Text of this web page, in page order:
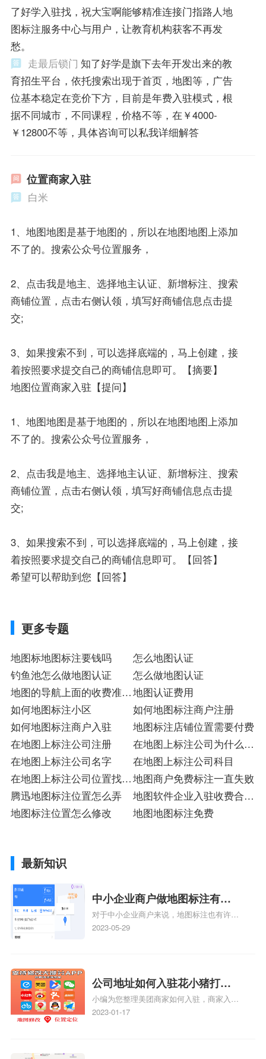
了好学入驻找，祝大宝啊能够精准连接门指路人地
图标注服务中心与用户，让教育机构获客不再发
愁。
走最后锁门 知了好学是旗下去年开发出来的教
育招生平台，依托搜索出现于首页，地图等，广告
位基本稳定在竞价下方，目前是年费入驻模式，根
据不同城市，不同课程，价格不等，在￥4000-
￥12800不等，具体咨询可以私我详细解答
位置商家入驻
白米
1、地图地图是基于地图的，所以在地图地图上添加
不了的。搜索公众号位置服务，
2、点击我是地主、选择地主认证、新增标注、搜索
商铺位置，点击右侧认领，填写好商铺信息点击提
交;
3、如果搜索不到，可以选择底端的，马上创建，接
着按照要求提交自己的商铺信息即可。【摘要】
地图位置商家入驻【提问】
1、地图地图是基于地图的，所以在地图地图上添加
不了的。搜索公众号位置服务，
2、点击我是地主、选择地主认证、新增标注、搜索
商铺位置，点击右侧认领，填写好商铺信息点击提
交;
3、如果搜索不到，可以选择底端的，马上创建，接
着按照要求提交自己的商铺信息即可。【回答】
希望可以帮助到您【回答】
更多专题
地图标地图标注要钱吗
怎么地图认证
钓鱼池怎么做地图认证
怎么做地图认证
地图的导航上面的收费准确
吗
地图认证费用
如何地图标注小区
如何地图标注商户注册
如何地图标注商户入驻
地图标注店铺位置需要付费
在地图上标注公司注册
在地图上标注公司为什么不
显示店
在地图上标注公司名字
在地图上标注公司科目
在地图上标注公司位置找什
么单位
地图商户免费标注一直失败
腾迅地图标注位置怎么弄
地图软件企业入驻收费合理
吗
地图标注位置怎么修改 地图地图标注免费
最新知识
中小企业商户做地图标注有什
么好处
对于中小企业商户来说，地图标注也有许多
好处，包括：提高可见性和曝光率：通过在
位置，增加商户被发现的机会。方便客户导
航：地图标注可以帮助客户更容易地找到商
户的实际位置。特别是对于新客户或不熟悉
该地区的客户来说，地图标注可以提供明确
2023-05-29
公司地址如何入驻花小猪打车
地图标记？指路人地图标注服
务中心铺如何入驻花小猪打车
小编为您整理美团商家如何入驻，商家入驻
教程、商家如何入驻地图、如何入驻地:、
2023-01-17